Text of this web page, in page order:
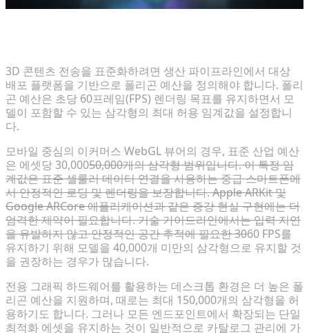
3D 콘텐츠 전송을 표준화하려면 생산 파이프라인에서 대상
배포 플랫폼을 기반으로 폴리곤 예산을 정의해야 합니다. 폴리
곤 예산은 초당 60프레임(FPS) 렌더링 목표를 유지하면서 모
델이 포함할 수 있는 삼각형의 최대 허용 임계값을 설정합니
다.
모바일 중심의 이커머스 WebGL 뷰어의 경우, 표준 산업 예산
은 에셋당 30,00050,000개의 삼각형 범위입니다. 이 특정 임
계값은 표준 셀룰러 데이터 연결을 사용하는 중급 스마트폰에
서 안정적인 로딩 및 렌더링을 보장합니다. Apple ARKit 및
Google ARCore 애플리케이션과 같은 증강 현실 구현에는 더
엄격한 제약이 필요합니다. 기술 가이드라인에서는 입력 지연
을 유발하지 않고 안정적인 공간 추적에 필요한 3060 FPS를
유지하기 위해 모델을 40,000개 미만의 삼각형으로 유지할 것
을 권장하는 경우가 많습니다.
전용 그래픽 하드웨어를 활용하는 데스크톱 환경은 더 높은 폴
리곤 예산을 지원하며, 때로는 최대 150,000개의 삼각형을 허
용하기도 합니다. 그러나 모든 엔드포인트에서 확장되는 단일
최적화 에셋을 유지하는 것이 일반적으로 카탈로그 관리에 가